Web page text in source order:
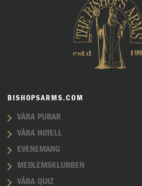
BISHOPSARMS.COM
VÅRA PUBAR
VÅRA HOTELL
EVENEMANG
MEDLEMSKLUBBEN
VÅRA QUIZ